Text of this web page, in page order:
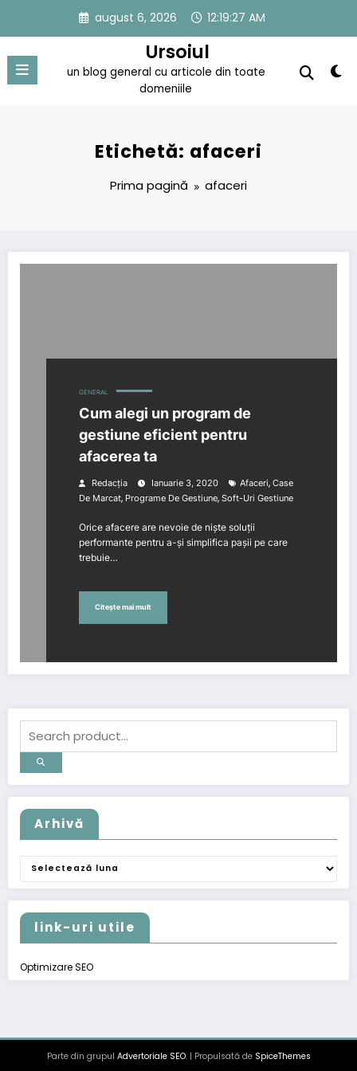
conținut
august 6, 2026 12:19:27 AM
Ursoiul
un blog general cu articole din toate
domeniile
Etichetă: afaceri
Prima pagină afaceri
GENERAL
Cum alegi un program de
gestiune eficient pentru
afacerea ta
Redacția Ianuarie 3, 2020 Afaceri, Case
De Marcat, Programe De Gestiune, Soft-Uri Gestiune
Orice afacere are nevoie de niște soluții
performante pentru a-și simplifica pașii pe care
trebuie…
Citește mai mult
Arhivă
Arhivă
link-uri utile
Optimizare SEO
Parte din grupul Advertoriale SEO. | Propulsată de SpiceThemes